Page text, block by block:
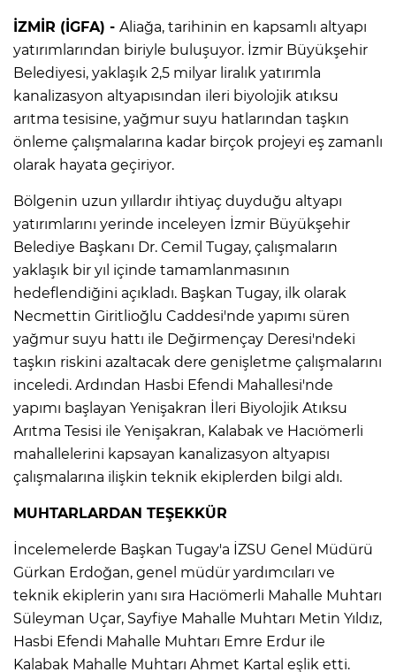
İZMİR (İGFA) - Aliağa, tarihinin en kapsamlı altyapı
yatırımlarından biriyle buluşuyor. İzmir Büyükşehir
Belediyesi, yaklaşık 2,5 milyar liralık yatırımla
kanalizasyon altyapısından ileri biyolojik atıksu
arıtma tesisine, yağmur suyu hatlarından taşkın
önleme çalışmalarına kadar birçok projeyi eş zamanlı
olarak hayata geçiriyor.
Bölgenin uzun yıllardır ihtiyaç duyduğu altyapı
yatırımlarını yerinde inceleyen İzmir Büyükşehir
Belediye Başkanı Dr. Cemil Tugay, çalışmaların
yaklaşık bir yıl içinde tamamlanmasının
hedeflendiğini açıkladı. Başkan Tugay, ilk olarak
Necmettin Giritlioğlu Caddesi'nde yapımı süren
yağmur suyu hattı ile Değirmençay Deresi'ndeki
taşkın riskini azaltacak dere genişletme çalışmalarını
inceledi. Ardından Hasbi Efendi Mahallesi'nde
yapımı başlayan Yenişakran İleri Biyolojik Atıksu
Arıtma Tesisi ile Yenişakran, Kalabak ve Hacıömerli
mahallelerini kapsayan kanalizasyon altyapısı
çalışmalarına ilişkin teknik ekiplerden bilgi aldı.
MUHTARLARDAN TEŞEKKÜR
İncelemelerde Başkan Tugay'a İZSU Genel Müdürü
Gürkan Erdoğan, genel müdür yardımcıları ve
teknik ekiplerin yanı sıra Hacıömerli Mahalle Muhtarı
Süleyman Uçar, Sayfiye Mahalle Muhtarı Metin Yıldız,
Hasbi Efendi Mahalle Muhtarı Emre Erdur ile
Kalabak Mahalle Muhtarı Ahmet Kartal eşlik etti.